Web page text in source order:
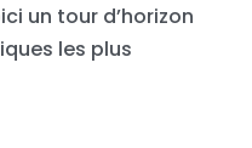
un tour d’horizon
les plus